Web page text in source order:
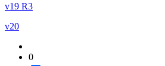
v19 R3
v20
0